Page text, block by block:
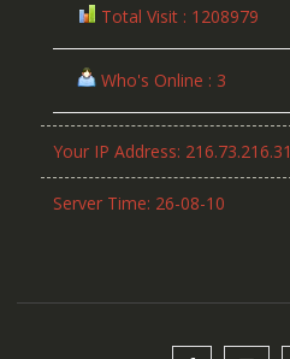
Total Visit : 1208979
Who's Online : 3
Your IP Address: 216.73.216.31
Server Time: 26-08-10